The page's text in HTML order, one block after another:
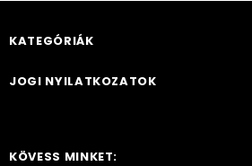
KATEGÓRIÁK
JOGI NYILATKOZATOK
KÖVESS MINKET: